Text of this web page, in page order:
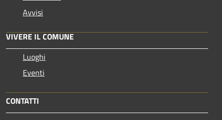
Avvisi
VIVERE IL COMUNE
Luoghi
Eventi
CONTATTI